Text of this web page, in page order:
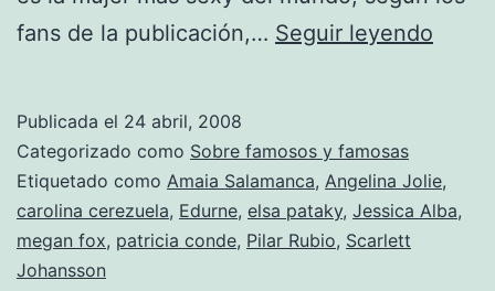
fans de la publicación,… Seguir leyendo
Publicada el 24 abril, 2008
Categorizado como Sobre famosos y famosas
Etiquetado como Amaia Salamanca, Angelina Jolie,
carolina cerezuela, Edurne, elsa pataky, Jessica Alba,
megan fox, patricia conde, Pilar Rubio, Scarlett
Johansson